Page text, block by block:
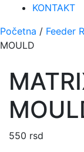
KONTAKT
Početna / Feeder
MOULD
550 rsd